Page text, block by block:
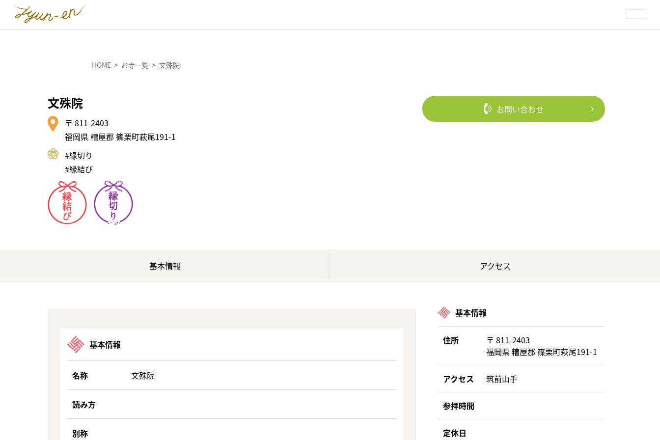
HOME お寺一覧 文殊院
文殊院
〒 811-2403
福岡県 糟屋郡 篠栗町萩尾191-1
#縁切り
#縁結び
お問い合わせ
基本情報 アクセス
基本情報
名称 文殊院
読み方
別称
基本情報
住所
〒 811-2403
福岡県 糟屋郡 篠栗町萩尾191-1
アクセス 筑前山手
参拝時間
定休日